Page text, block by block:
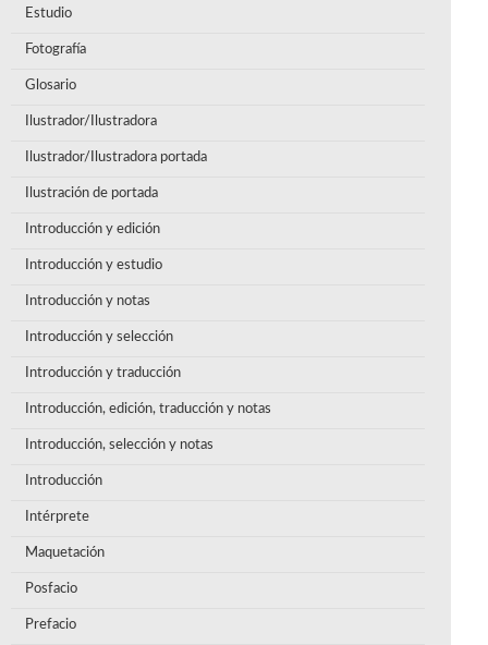
Estudio
Fotografía
Glosario
Ilustrador/Ilustradora
Ilustrador/Ilustradora portada
Ilustración de portada
Introducción y edición
Introducción y estudio
Introducción y notas
Introducción y selección
Introducción y traducción
Introducción, edición, traducción y notas
Introducción, selección y notas
Introducción
Intérprete
Maquetación
Posfacio
Prefacio